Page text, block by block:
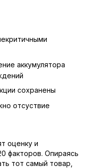
аккумулятора
сохранены
отсуствие
оценку и
факторов. Опираясь
тот самый товар,